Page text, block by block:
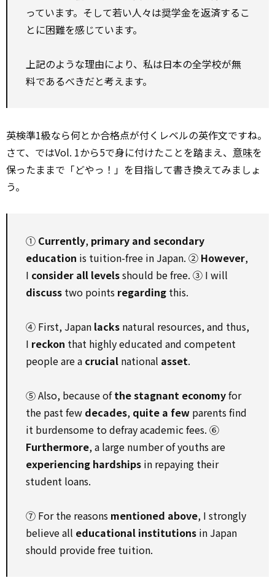
っています。そして若い人々は奨学金を返済するこ
とに困難を感じています。
上記のような理由により、私は日本の全学校が無
料であるべきだと考えます。
英検準1級なら何とか合格点が付くレベルの英作文ですね。
さて、ではVol. 1から5で身に付けたことを踏まえ、 意味を
保ったままで「どやっ！」を目指して書き換えてみましょ
う。
① Currently, primary and secondary
education is tuition-free in Japan. ② However,
I consider all levelsshould be free. ③ I will
discuss two points regarding this.
④ First, Japan lacks natural resources, and thus,
I reckon that highly educated and competent
people are a crucial national asset.
⑤ Also, because ofthe stagnant economyfor
the past few decades, quite a few parents find
it burdensome to defray academic fees. ⑥
Furthermore, a large number of youths are
experiencing hardships in repaying their
student loans.
⑦ For the reasons mentioned above, I strongly
believe all educational institutions in Japan
should provide free tuition.